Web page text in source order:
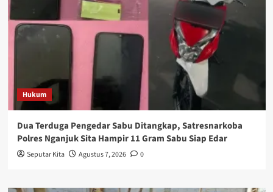
Hukum
Dua Terduga Pengedar Sabu Ditangkap, Satresnarkoba
Polres Nganjuk Sita Hampir 11 Gram Sabu Siap Edar
Seputar Kita Agustus 7, 2026 0